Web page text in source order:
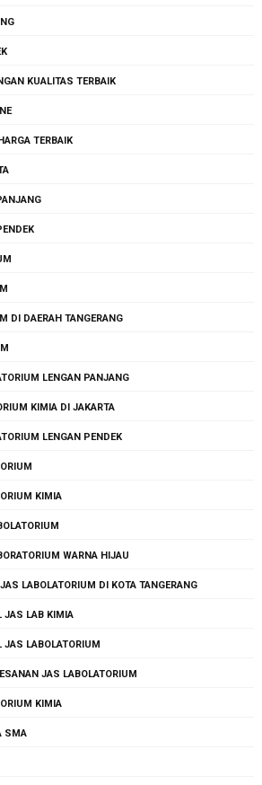
KUALITAS TERBAIK
TERBAIK
DI DAERAH TANGERANG
LENGAN PANJANG
KIMIA DI JAKARTA
LENGAN PENDEK
KIMIA
WARNA HIJAU
LABOLATORIUM DI KOTA TANGERANG
JAS LAB KIMIA
JAS LABOLATORIUM
JAS LABOLATORIUM
KIMIA
SMA